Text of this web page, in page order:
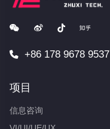
+86 178 9678 9537
项目
信息咨询